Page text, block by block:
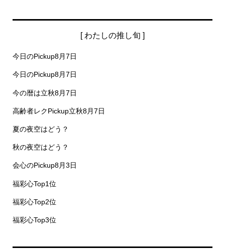
[ わたしの推し旬 ]
今日のPickup8月7日
今日のPickup8月7日
今の暦は立秋8月7日
高齢者レクPickup立秋8月7日
夏の夜空はどう？
秋の夜空はどう？
会心のPickup8月3日
福彩心Top1位
福彩心Top2位
福彩心Top3位